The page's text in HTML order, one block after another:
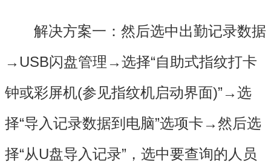
解决方案一：然后选中出勤记录数据
→USB闪盘管理→选择“自助式指纹打卡
钟或彩屏机(参见指纹机启动界面)”→选
择“导入记录数据到电脑”选项卡→然后选
择“从U盘导入记录”，选中要查询的人员